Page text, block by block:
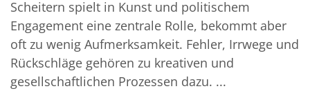
Scheitern spielt in Kunst und politischem
Engagement eine zentrale Rolle, bekommt aber
oft zu wenig Aufmerksamkeit. Fehler, Irrwege und
Rückschläge gehören zu kreativen und
gesellschaftlichen Prozessen dazu. ...